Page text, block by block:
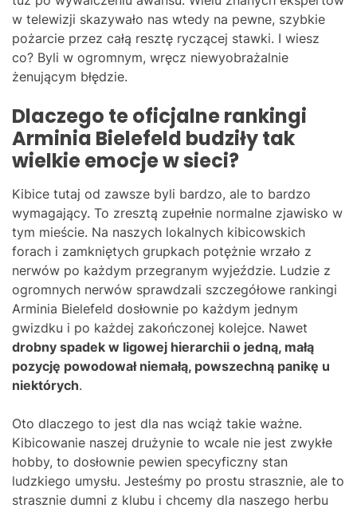
w telewizji skazywało nas wtedy na pewne, szybkie
pożarcie przez całą resztę ryczącej stawki. I wiesz
co? Byli w ogromnym, wręcz niewyobrażalnie
żenującym błędzie.
Dlaczego te oficjalne rankingi
Arminia Bielefeld budziły tak
wielkie emocje w sieci?
Kibice tutaj od zawsze byli bardzo, ale to bardzo
wymagający. To zresztą zupełnie normalne zjawisko w
tym mieście. Na naszych lokalnych kibicowskich
forach i zamkniętych grupkach potężnie wrzało z
nerwów po każdym przegranym wyjeździe. Ludzie z
ogromnych nerwów sprawdzali szczegółowe rankingi
Arminia Bielefeld dosłownie po każdym jednym
gwizdku i po każdej zakończonej kolejce. Nawet
drobny spadek w ligowej hierarchii o jedną, małą
pozycję powodował niemałą, powszechną panikę u
niektórych.
Oto dlaczego to jest dla nas wciąż takie ważne.
Kibicowanie naszej drużynie to wcale nie jest zwykłe
hobby, to dosłownie pewien specyficzny stan
ludzkiego umysłu. Jesteśmy po prostu strasznie, ale to
strasznie dumni z klubu i chcemy dla naszego herbu